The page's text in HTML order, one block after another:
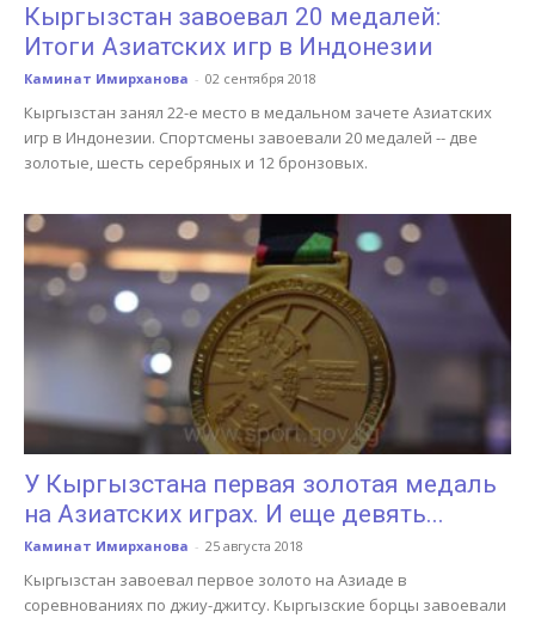
Кыргызстан завоевал 20 медалей:
Итоги Азиатских игр в Индонезии
Каминат Имирханова - 02 сентября 2018
Кыргызстан занял 22-е место в медальном зачете Азиатских
игр в Индонезии. Спортсмены завоевали 20 медалей -- две
золотые, шесть серебряных и 12 бронзовых.
У Кыргызстана первая золотая медаль
на Азиатских играх. И еще девять...
Каминат Имирханова - 25 августа 2018
Кыргызстан завоевал первое золото на Азиаде в
соревнованиях по джиу-джитсу. Кыргызские борцы завоевали